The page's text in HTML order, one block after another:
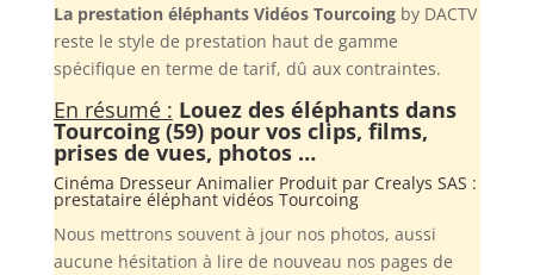
La prestation éléphants Vidéos Tourcoingby DACTV
reste le style de prestation haut de gamme
spécifique en terme de tarif, dû aux contraintes.
En résumé : Louez des éléphants dans
Tourcoing (59) pour vos clips, films,
prises de vues, photos …
Cinéma Dresseur Animalier Produit par Crealys SAS :
prestataire éléphant vidéos Tourcoing
Nous mettrons souvent à jour nos photos, aussi
aucune hésitation à lire de nouveau nos pages de